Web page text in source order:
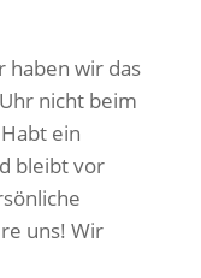
haben wir das
nicht beim
ein
bleibt vor
uns! Wir